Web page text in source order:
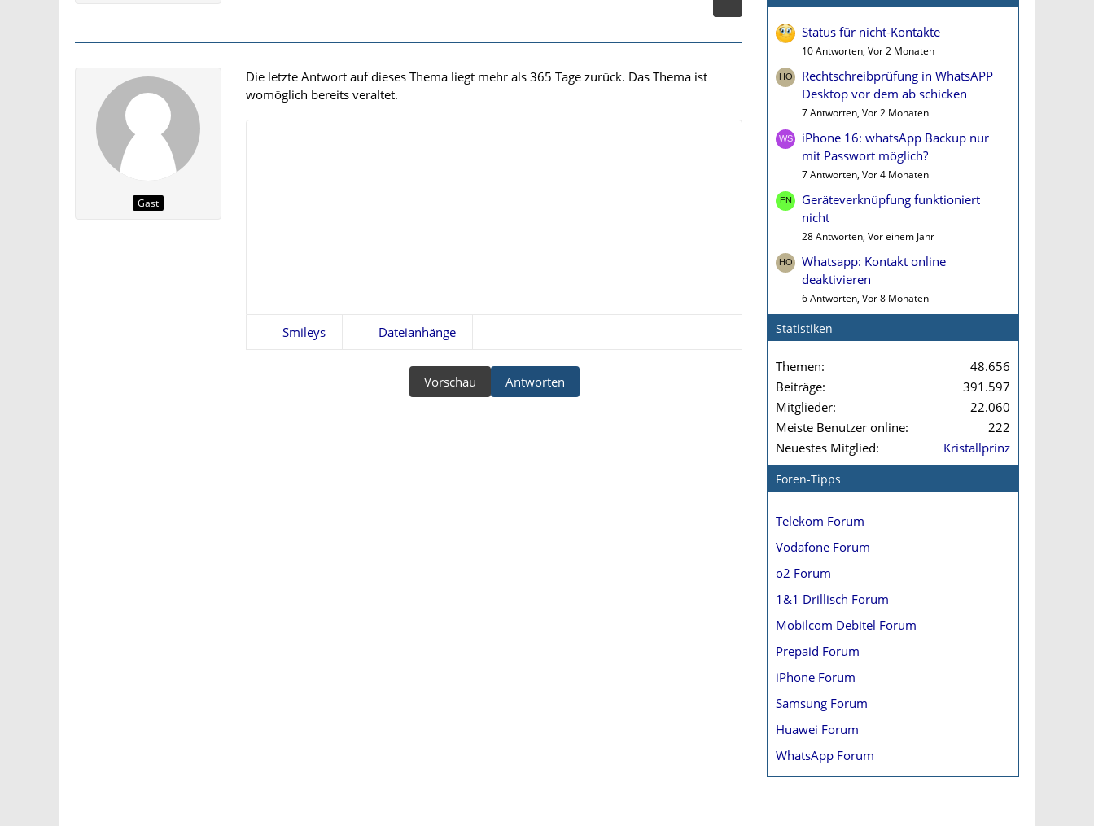
Gast
Die letzte Antwort auf dieses Thema liegt mehr als 365 Tage zurück. Das Thema ist
womöglich bereits veraltet.
Smileys Dateianhänge
Antworten
Vorschau
Status für nicht-Kontakte
10 Antworten, Vor 2 Monaten
Rechtschreibprüfung in WhatsAPP
Desktop vor dem ab schicken
7 Antworten, Vor 2 Monaten
iPhone 16: whatsApp Backup nur
mit Passwort möglich?
7 Antworten, Vor 4 Monaten
Geräteverknüpfung funktioniert
nicht
28 Antworten, Vor einem Jahr
Whatsapp: Kontakt online
deaktivieren
6 Antworten, Vor 8 Monaten
Statistiken
Themen
48.656
Beiträge
391.597
Mitglieder
22.060
Meiste Benutzer online
222
Neuestes Mitglied
Kristallprinz
Foren-Tipps
Telekom Forum
Vodafone Forum
o2 Forum
1&1 Drillisch Forum
Mobilcom Debitel Forum
Prepaid Forum
iPhone Forum
Samsung Forum
Huawei Forum
WhatsApp Forum